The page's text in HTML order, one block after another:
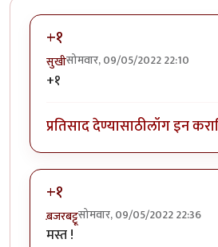
+१
सुखीसोमवार, 09/05/2022 22:10
+१
प्रतिसाद देण्यासाठीलॉग इन करा
+१
ब़जरबट्टूसोमवार, 09/05/2022 22:36
मस्त !